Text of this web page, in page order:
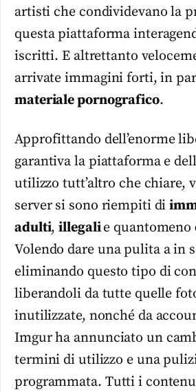
artisti che condividevano la
questa piattaforma
iscritti. E altrettanto
arrivate immagini forti, in
materiale pornografico.
Approfittando dell’enorme
garantiva la piattaforma e
utilizzo tutt’altro che chiare,
server si sono riempiti di
adulti,illegalie quantomeno
Volendo dare una pulita a in
eliminando questo tipo di
liberandoli da tutte quelle
inutilizzate, nonché da
Imgur ha annunciato un
termini di utilizzo e una
programmata. Tutti i